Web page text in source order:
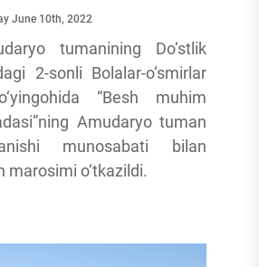
June 10th, 2022
tumanining Do‘stlik
2-sonli Bolalar-o‘smirlar
“Besh muhim
Amudaryo tuman
munosabati bilan
o‘tkazildi.